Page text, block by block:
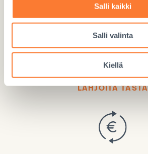
Salli kaikki
Salli valinta
Kiellä
Lahjoita verkossa
LAHJOITA TÄSTÄ